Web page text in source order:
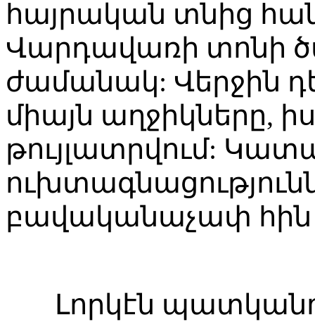
հայրական տնից
Վարդավառի տոնի
ժամանակ: Վերջին
միայն աղջիկները,
թույլատրվում:
բավականաչափ հին
Լորկէն